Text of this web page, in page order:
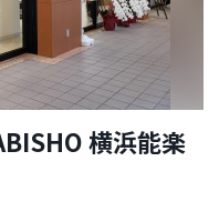
横浜能楽